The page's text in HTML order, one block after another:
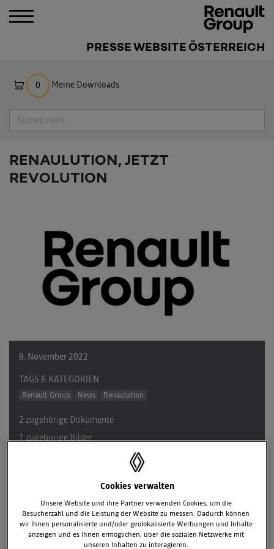
PRESSE WEBSITE ÖSTERREICH
0 Meine Downloads
Suche
RENAULUTION, JETZT
REVOLUTION
8. November 2022
TAGS & KATEGORIEN
Renault Group News Renaulution
2 zugehörige Dokumente
1 zugehörige Bilder
Live-Pressekonferenz um 9:00 Uhr Pariser Zeit verfügbar auf
https://events.renaultgroup.com/en/
Auf dem Weg zu einem Automobilunternehmen der nächsten
Cookies verwalten
Unsere Website und ihre Partner verwenden Cookies, um die
Besucherzahl und die Leistung der Website zu messen. Dadurch können
wir Ihnen personalisierte und/oder geolokalisierte Werbungen und Inhalte
anzeigen und es Ihnen ermöglichen, über die sozialen Netzwerke mit
unseren Inhalten zu interagieren.